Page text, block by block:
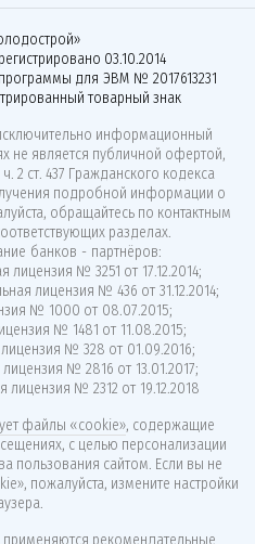
03.10.2014
для ЭВМ № 2017613231
товарный знак
информационный
не является публичной офертой,
ст. 437 Гражданского кодекса
подробной информации о
обращайтесь по контактным
разделах.
банков - партнёров:
лицензия № 3251 от 17.12.2014;
лицензия № 436 от 31.12.2014;
№ 1000 от 08.07.2015;
№ 1481 от 11.08.2015;
№ 328 от 01.09.2016;
№ 2816 от 13.01.2017;
№ 2312 от 19.12.2018
файлы «cookie», содержащие
с целью персонализации
пользования сайтом. Если вы не
пожалуйста, измените настройки
рекомендательные